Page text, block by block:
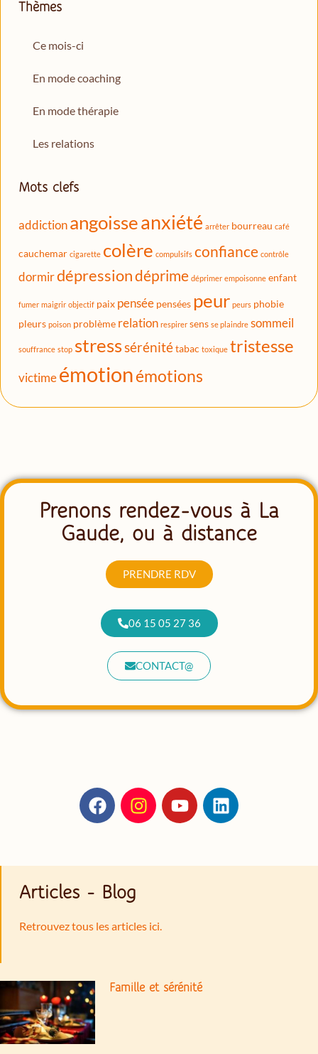
Thèmes
Ce mois-ci
En mode coaching
En mode thérapie
Les relations
Mots clefs
addictionangoisseanxiété arrêter bourreau café
cauchemar cigarette colère compulsifs confiance contrôle
dormirdépressiondéprime déprimer empoisonne enfant
fumer maigrir objectif paix pensée pensées peur peurs phobie
pleurs poison problème relation respirer sens se plaindre sommeil
souffrance stop stresssérénitétabac toxique tristesse
victimeémotionémotions
Prenons rendez-vous à La
Gaude, ou à distance
PRENDRE RDV
06 15 05 27 36
CONTACT@
Articles - Blog
Retrouvez tous les articles ici.
Famille et sérénité